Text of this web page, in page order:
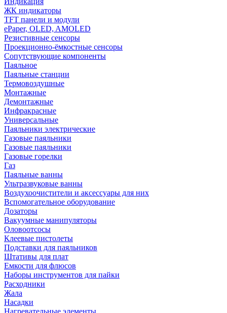
ЖК индикаторы
TFT панели и модули
ePaper, OLED, AMOLED
Резистивные сенсоры
Проекционно-ёмкостные сенсоры
Сопутствующие компоненты
Паяльное
Паяльные станции
Термовоздушные
Монтажные
Демонтажные
Инфракрасные
Универсальные
Паяльники электрические
Газовые паяльники
Газовые паяльники
Газовые горелки
Газ
Паяльные ванны
Ультразвуковые ванны
Воздухоочистители и аксессуары для них
Вспомогательное оборудование
Дозаторы
Вакуумные манипуляторы
Оловоотсосы
Клеевые пистолеты
Подставки для паяльников
Штативы для плат
Емкости для флюсов
Наборы инструментов для пайки
Расходники
Жала
Насадки
Нагревательные элементы